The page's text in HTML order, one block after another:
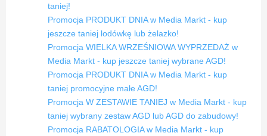
taniej!
Promocja PRODUKT DNIA w Media Markt - kup
jeszcze taniej lodówkę lub żelazko!
Promocja WIELKA WRZEŚNIOWA WYPRZEDAŻ w
Media Markt - kup jeszcze taniej wybrane AGD!
Promocja PRODUKT DNIA w Media Markt - kup
taniej promocyjne małe AGD!
Promocja W ZESTAWIE TANIEJ w Media Markt - kup
taniej wybrany zestaw AGD lub AGD do zabudowy!
Promocja RABATOLOGIA w Media Markt - kup